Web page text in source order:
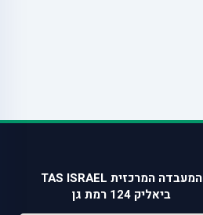
המעבדה המרכזית TAS ISRAEL
ביאליק 124 רמת גן